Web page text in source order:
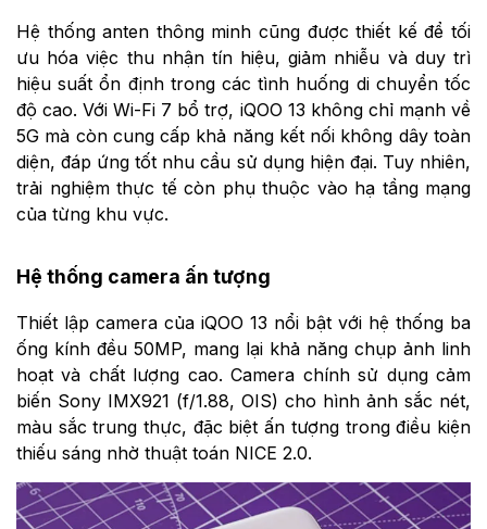
Hệ thống anten thông minh cũng được thiết kế để tối
ưu hóa việc thu nhận tín hiệu, giảm nhiễu và duy trì
hiệu suất ổn định trong các tình huống di chuyển tốc
độ cao. Với Wi-Fi 7 bổ trợ, iQOO 13 không chỉ mạnh về
5G mà còn cung cấp khả năng kết nối không dây toàn
diện, đáp ứng tốt nhu cầu sử dụng hiện đại. Tuy nhiên,
trải nghiệm thực tế còn phụ thuộc vào hạ tầng mạng
của từng khu vực.
Hệ thống camera ấn tượng
Thiết lập camera của iQOO 13 nổi bật với hệ thống ba
ống kính đều 50MP, mang lại khả năng chụp ảnh linh
hoạt và chất lượng cao. Camera chính sử dụng cảm
biến Sony IMX921 (f/1.88, OIS) cho hình ảnh sắc nét,
màu sắc trung thực, đặc biệt ấn tượng trong điều kiện
thiếu sáng nhờ thuật toán NICE 2.0.